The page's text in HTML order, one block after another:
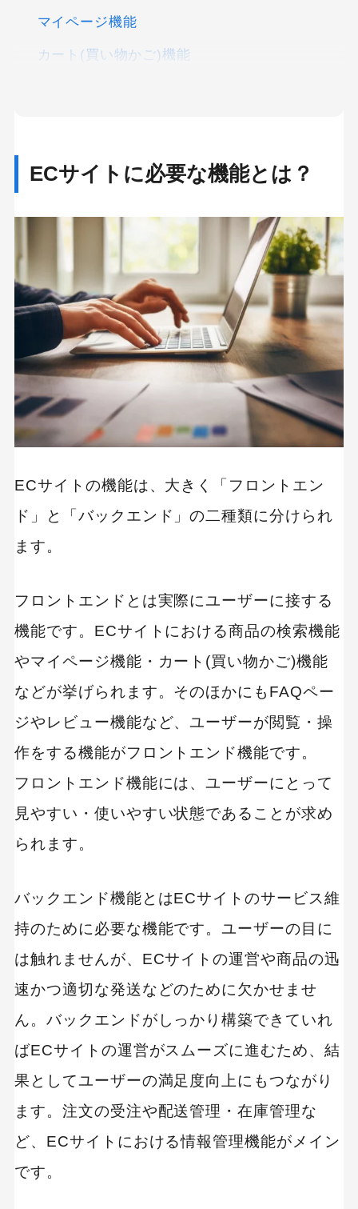
マイページ機能
カート(買い物かご)機能
お気に入り機能
レコメンド機能
レビュー機能
問い合わせ機能
ソーシャルログイン機能
ECサイトバックエンドで必要な機能
受注・配送管理機能
在庫管理機能
売上管理機能
コンテンツ管理機能
キャンペーン・セール管理機能
ECサイトにあると便利な機能や面白い機能
商品ランキング機能
メール配信機能
チャット機能
クーポン機能
アクセス解析
ブログ
自社アプリ
ECサイトに必要な機能を考える際の注意点
ECサイトのコンセプトにマッチした機能を検討
構築方法によって使える機能/使えない機能があ
る
機能×構築方法によっては追加コストがかかる
場合がある
ECサイトに必要な機能まとめ
ECサイトに必要な機能とは？
ECサイトの機能は、大きく「フロントエン
ド」と「バックエンド」の二種類に分けられ
ます。
フロントエンドとは実際にユーザーに接する
機能です。ECサイトにおける商品の検索機能
やマイページ機能・カート(買い物かご)機能
などが挙げられます。そのほかにもFAQペー
ジやレビュー機能など、ユーザーが閲覧・操
作をする機能がフロントエンド機能です。
フロントエンド機能には、ユーザーにとって
見やすい・使いやすい状態であることが求め
られます。
バックエンド機能とはECサイトのサービス維
持のために必要な機能です。ユーザーの目に
は触れませんが、ECサイトの運営や商品の迅
速かつ適切な発送などのために欠かせませ
ん。バックエンドがしっかり構築できていれ
ばECサイトの運営がスムーズに進むため、結
果としてユーザーの満足度向上にもつながり
ます。注文の受注や配送管理・在庫管理な
ど、ECサイトにおける情報管理機能がメイン
です。